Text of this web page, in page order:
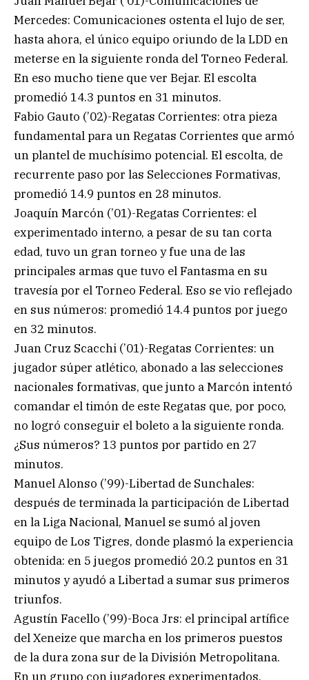
Mercedes: Comunicaciones ostenta el lujo de ser,
hasta ahora, el único equipo oriundo de la LDD en
meterse en la siguiente ronda del Torneo Federal.
En eso mucho tiene que ver Bejar. El escolta
promedió 14.3 puntos en 31 minutos.
Fabio Gauto (’02)-Regatas Corrientes: otra pieza
fundamental para un Regatas Corrientes que armó
un plantel de muchísimo potencial. El escolta, de
recurrente paso por las Selecciones Formativas,
promedió 14.9 puntos en 28 minutos.
Joaquín Marcón (’01)-Regatas Corrientes: el
experimentado interno, a pesar de su tan corta
edad, tuvo un gran torneo y fue una de las
principales armas que tuvo el Fantasma en su
travesía por el Torneo Federal. Eso se vio reflejado
en sus números: promedió 14.4 puntos por juego
en 32 minutos.
Juan Cruz Scacchi (’01)-Regatas Corrientes: un
jugador súper atlético, abonado a las selecciones
nacionales formativas, que junto a Marcón intentó
comandar el timón de este Regatas que, por poco,
no logró conseguir el boleto a la siguiente ronda.
¿Sus números? 13 puntos por partido en 27
minutos.
Manuel Alonso (’99)-Libertad de Sunchales:
después de terminada la participación de Libertad
en la Liga Nacional, Manuel se sumó al joven
equipo de Los Tigres, donde plasmó la experiencia
obtenida: en 5 juegos promedió 20.2 puntos en 31
minutos y ayudó a Libertad a sumar sus primeros
triunfos.
Agustín Facello (’99)-Boca Jrs: el principal artífice
del Xeneize que marcha en los primeros puestos
de la dura zona sur de la División Metropolitana.
En un grupo con jugadores experimentados,